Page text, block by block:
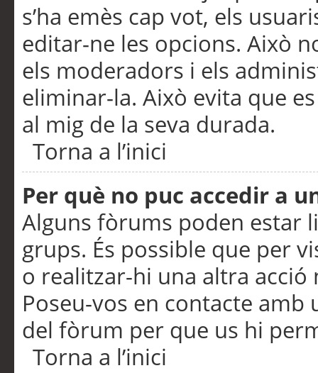
s’ha emès cap vot, els
editar-ne les opcions. Això
els moderadors i els
eliminar-la. Això evita que
al mig de la seva durada.
Torna a l’inici
Per què no puc accedir a
Alguns fòrums poden estar
grups. És possible que per
o realitzar-hi una altra acció
Poseu-vos en contacte
del fòrum per que us hi
Torna a l’inici